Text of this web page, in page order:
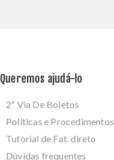
Queremos ajudá-lo
2ª Via De Boletos
Políticas e Procedimentos
Tutorial de Fat. direto
Dúvidas frequentes